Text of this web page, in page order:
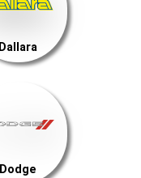
Dallara
Dodge